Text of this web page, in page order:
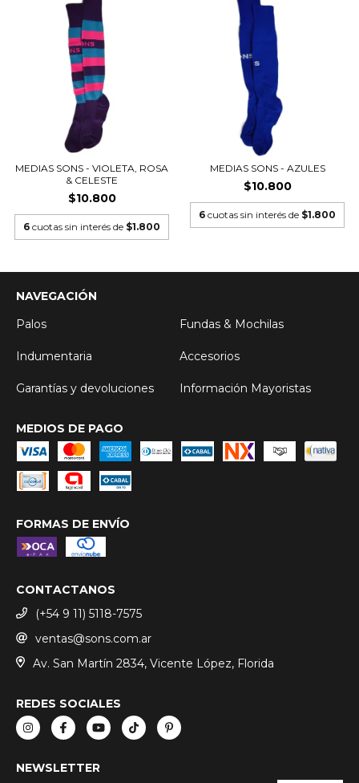
MEDIAS SONS - VIOLETA, ROSA
& CELESTE
$10.800
6 cuotas sin interés de $1.800
MEDIAS SONS - AZULES
$10.800
6 cuotas sin interés de $1.800
NAVEGACIÓN
Palos
Fundas & Mochilas
Indumentaria Accesorios
Garantías y devoluciones Información Mayoristas
MEDIOS DE PAGO
FORMAS DE ENVÍO
CONTACTANOS
(+54 9 11) 5118-7575
ventas@sons.com.ar
Av. San Martín 2834, Vicente López, Florida
REDES SOCIALES
NEWSLETTER